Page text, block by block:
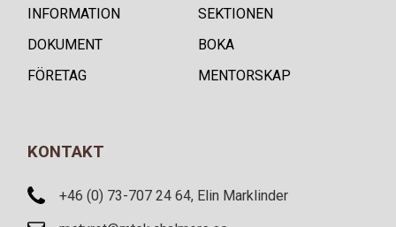
INFORMATION
SEKTIONEN
DOKUMENT
BOKA
FÖRETAG
MENTORSKAP
KONTAKT
+46 (0) 73-707 24 64, Elin Marklinder